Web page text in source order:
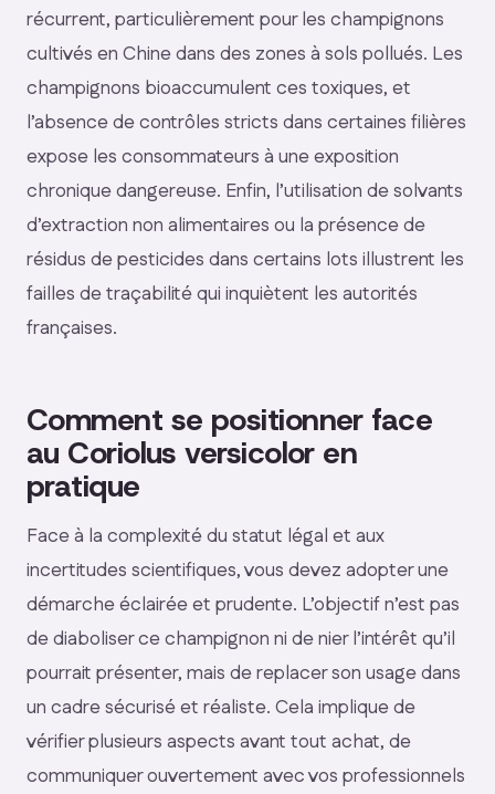
récurrent, particulièrement pour les champignons
cultivés en Chine dans des zones à sols pollués. Les
champignons bioaccumulent ces toxiques, et
l’absence de contrôles stricts dans certaines filières
expose les consommateurs à une exposition
chronique dangereuse. Enfin, l’utilisation de solvants
d’extraction non alimentaires ou la présence de
résidus de pesticides dans certains lots illustrent les
failles de traçabilité qui inquiètent les autorités
françaises.
Comment se positionner face
au Coriolus versicolor en
pratique
Face à la complexité du statut légal et aux
incertitudes scientifiques, vous devez adopter une
démarche éclairée et prudente. L’objectif n’est pas
de diaboliser ce champignon ni de nier l’intérêt qu’il
pourrait présenter, mais de replacer son usage dans
un cadre sécurisé et réaliste. Cela implique de
vérifier plusieurs aspects avant tout achat, de
communiquer ouvertement avec vos professionnels